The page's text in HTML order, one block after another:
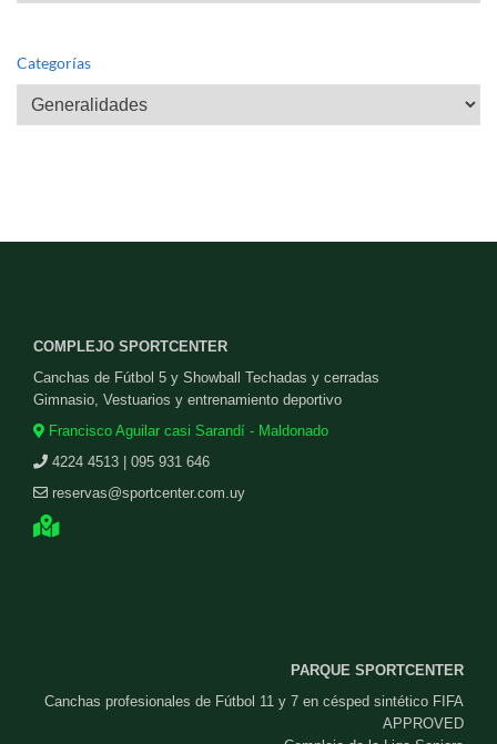
Categorías
Categorías
COMPLEJO SPORTCENTER
Canchas de Fútbol 5 y Showball Techadas y cerradas
Gimnasio, Vestuarios y entrenamiento deportivo
Francisco Aguilar casi Sarandí - Maldonado
4224 4513 | 095 931 646
reservas@sportcenter.com.uy
PARQUE SPORTCENTER
Canchas profesionales de Fútbol 11 y 7 en césped sintético FIFA
APPROVED